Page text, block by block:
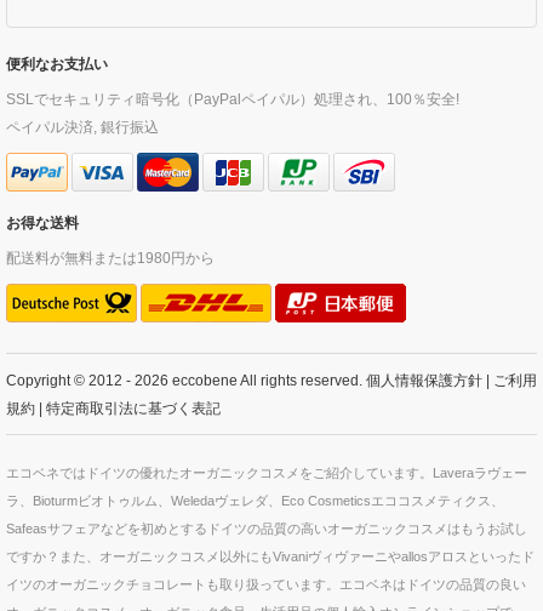
便利なお支払い
SSLでセキュリティ暗号化（PayPalペイパル）処理され、100％安全!
ペイパル決済, 銀行振込
お得な送料
配送料が無料または1980円から
Copyright © 2012 - 2026 eccobene All rights reserved. 個人情報保護方針 | ご利用
規約 | 特定商取引法に基づく表記
エコベネではドイツの優れたオーガニックコスメをご紹介しています。Laveraラヴェー
ラ、Bioturmビオトゥルム、Weledaヴェレダ、Eco Cosmeticsエココスメティクス、
Safeasサフェアなどを初めとするドイツの品質の高いオーガニックコスメはもうお試し
ですか？また、オーガニックコスメ以外にもVivaniヴィヴァーニやallosアロスといったド
イツのオーガニックチョコレートも取り扱っています。エコベネはドイツの品質の良い